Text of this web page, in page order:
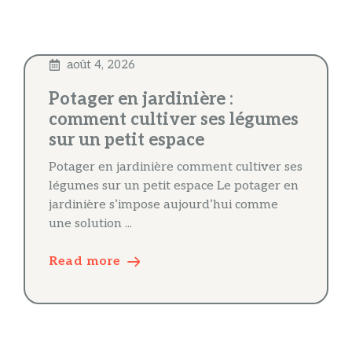
août 4, 2026
Potager en jardinière :
comment cultiver ses légumes
sur un petit espace
Potager en jardinière comment cultiver ses
légumes sur un petit espace Le potager en
jardinière s’impose aujourd’hui comme
une solution ...
Read more